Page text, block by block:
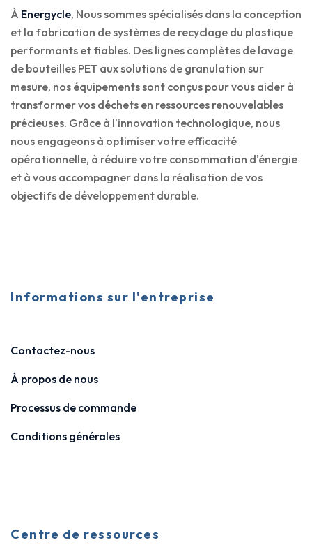
À Energycle, Nous sommes spécialisés dans la conception
et la fabrication de systèmes de recyclage du plastique
performants et fiables. Des lignes complètes de lavage
de bouteilles PET aux solutions de granulation sur
mesure, nos équipements sont conçus pour vous aider à
transformer vos déchets en ressources renouvelables
précieuses. Grâce à l'innovation technologique, nous
nous engageons à optimiser votre efficacité
opérationnelle, à réduire votre consommation d'énergie
et à vous accompagner dans la réalisation de vos
objectifs de développement durable.
Informations sur l'entreprise
Contactez-nous
À propos de nous
Processus de commande
Conditions générales
Centre de ressources